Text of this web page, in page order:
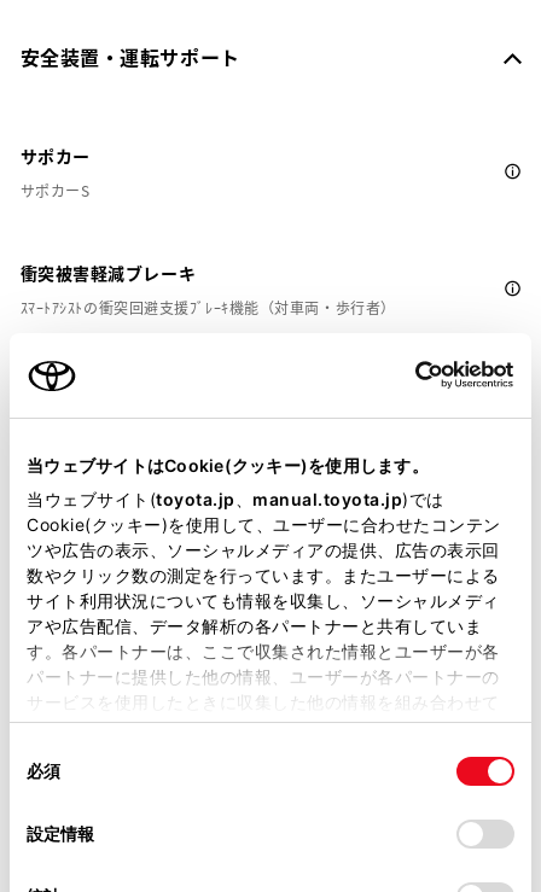
当ウェブサイトはCookie(クッキー)を使用します。
当ウェブサイト(toyota.jp manual.toyota.jp)では
Cookie(クッキー)を使用して、ユーザーに合わせたコンテン
ツや広告の表示、ソーシャルメディアの提供、広告の表示回
数やクリック数の測定を行っています。またユーザーによる
サイト利用状況についても情報を収集し、ソーシャルメディ
アや広告配信、データ解析の各パートナーと共有していま
す。各パートナーは、ここで収集された情報とユーザーが各
パートナーに提供した他の情報、ユーザーが各パートナーの
サービスを使用したときに収集した他の情報を組み合わせて
使用することがあります。当ウェブサイトの使用を続行する
デバイスにすべてのCookie(クッキー)が保存されることに同
意したことになります。Cookie(クッキー)のオプトアウト、
設定の変更、同意を撤回したりするにあたっては、当社の
必須
設定情報
安全装置・運転サポート
サポカー
サポカーS
衝突被害軽減ブレーキ
ｽﾏｰﾄｱｼｽﾄの衝突回避支援ﾌﾞﾚｰｷ機能（対車両・歩行者）
車線逸脱警報
クルーズコントロール
先進ライト
ブラインドスポットモニター（後側方検知）
ドライブレコーダー
※ 記録媒体(SDカード等)は別途ご購入いただく場合がございます
ペダル踏み間違い急発進抑制装置